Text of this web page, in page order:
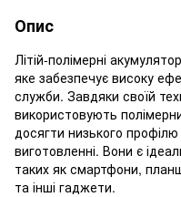
Опис
Літій-полімерні
яке забезпечує високу
служби. Завдяки своїй
використовують
досягти низького профілю
виготовленні. Вони є
таких як смартфони,
та інші гаджети.